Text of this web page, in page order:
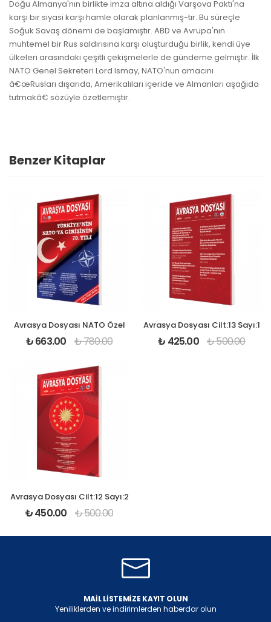
Doğu Almanya'nın birlikte imza altına aldığı Varşova Paktı'na
karşı bir siyasi karşı hamle olarak planlanmış-tır. Bu süreçle
Soğuk Savaş dönemi de başlamıştır. ABD ve Avrupa'nın
muhtemel bir Rus saldırısına karşı oluşturduğu birlik, kendi üye
ülkeleri arasındaki çeşitli çekişmelerle de gündeme gelmiştir. İlk
NATO Genel Sekreteri Lord Ismay, NATO'nun amacını
â€œRusları dışarıda, Amerikalıları içeride ve Almanları aşağıda
tutmakâ€ sözüyle özetlemiştir.
Benzer Kitaplar
Avrasya Dosyası NATO Özel
₺663.00 ₺780.00
Avrasya Dosyası Cilt:13 Sayı:1
₺ 425.00 ₺500.00
Avrasya Dosyası Cilt:12 Sayı:2
₺450.00 ₺500.00
MAIL LISTEMIZE KAYIT OLUN
Yeniliklerden ve indirimlerden haberdar olun